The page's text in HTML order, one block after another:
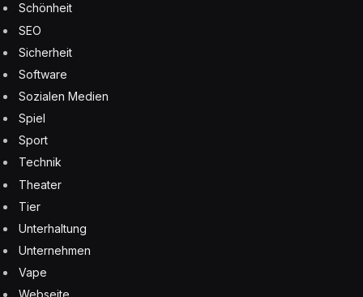
Schönheit
SEO
Sicherheit
Software
Sozialen Medien
Spiel
Sport
Technik
Theater
Tier
Unterhaltung
Unternehmen
Vape